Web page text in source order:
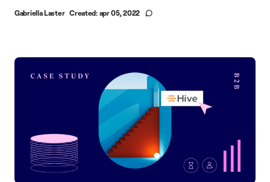
Gabriella Laster Created: apr 05, 2022